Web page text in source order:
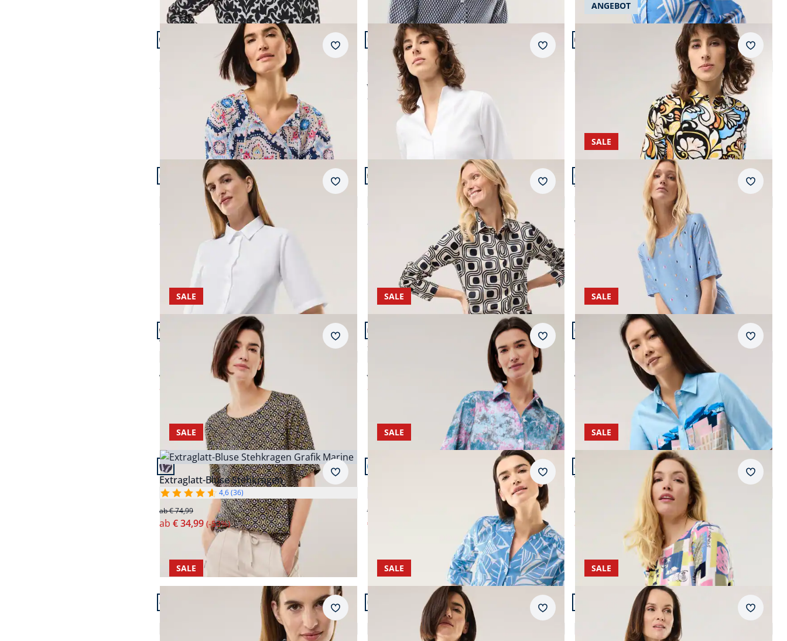
Reißverschluss
Artikel 7 von 24.
Bluse aus Baumwoll-Voile
4,4 (7)
ab
Merkzettel
Artikel 8 von 24.
Extraglatt-Bluse Kelchkragen
4,7 (10)
ab € 79,99
ab € 34,99 (-56%)
Merkzettel
Artikel 9 von 24.
ANGEBOT
Artikel 10 von 24.
Extraglatt-Hemdbluse Everyday 2.0
5,0 (3)
ab
Merkzettel
Artikel 11 von 24.
Baumwollbluse mit langer Manschette
ab
Merkzettel
Artikel 12 von 24.
SALE
T-Shirt-Bluse Extra Leicht
4,5 (28)
ab € 64,99
ab
Artikel 13 von 24.
SALE
T-Shirt-Bluse Extra Leicht
4,4 (19)
ab € 64,99
ab (-54%)
Merkzettel
Artikel 14 von 24.
SALE
Seersucker Hemdbluse
ab € 74,99
ab
Merkzettel
Artikel 15 von 24.
SALE
Polo Bluse aus Viskose
4,8 (6)
ab € 74,99
ab (-53%)
Artikel 16 von 24.
SALE
Extraglatt-Bluse Stehkragen
4,6 (36)
ab € 74,99
ab € 34,99 (-53%)
Merkzettel
Artikel 17 von 24.
SALE
€ 64,99
€ 29,99
Merkzettel
Artikel 18 von 24.
SALE
T-Shirt-Bluse Extra Leicht
4,8 (34)
ab € 64,95
ab (-54%)
Artikel 19 von 24.
SALE
Extraglatt-Hemdbluse Everyday 2.0
Merkzettel
Artikel 20 von 24.
SALE
Hemdbluse mit Streifen
4,1 (14)
Merkzettel
Artikel 21 von 24.
SALE
Extraglatt Polo Bluse
4,6 (16)